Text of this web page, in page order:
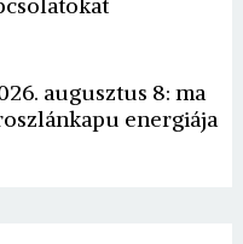
augusztus 8: ma
energiája